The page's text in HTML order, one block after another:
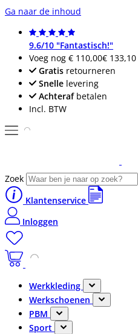
Ga naar de inhoud
9.6/10 "Fantastisch!"
Voeg nog € 110,00€ 133,10
Gratis retourneren
Snelle levering
Achterafbetalen
Incl. BTW
Zoek
Klantenservice
Inloggen
Werkkleding
Werkschoenen
PBM
Sport